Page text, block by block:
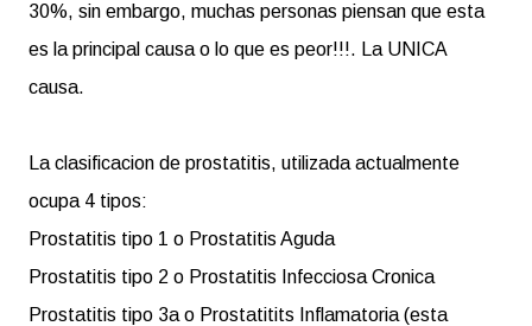
30%, sin embargo, muchas personas piensan que esta
es la principal causa o lo que es peor!!!. La UNICA
causa.
La clasificacion de prostatitis, utilizada actualmente
ocupa 4 tipos:
Prostatitis tipo 1 o Prostatitis Aguda
Prostatitis tipo 2 o Prostatitis Infecciosa Cronica
Prostatitis tipo 3a o Prostatitits Inflamatoria (esta